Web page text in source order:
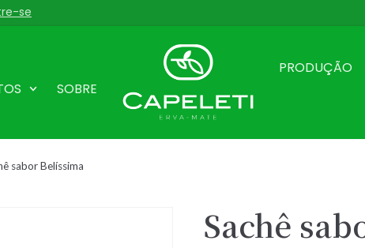
se
SOBRE
PRODUÇÃO
sabor Belíssima
Sachê